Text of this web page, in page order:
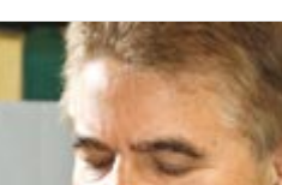
For privacy reasons Google Maps needs your